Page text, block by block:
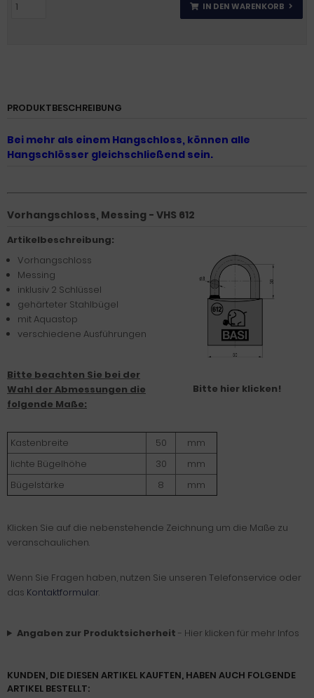
IN DEN WARENKORB
PRODUKTBESCHREIBUNG
Bei mehr als einem Hangschloss, können alle
Hangschlösser gleichschließend sein.
Vorhangschloss, Messing - VHS 612
Bitte hier klicken!
Artikelbeschreibung:
Vorhangschloss
Messing
inklusiv 2 Schlüssel
gehärteter Stahlbügel
mit Aquastop
verschiedene Ausführungen
Bitte beachten Sie bei der
Wahl der Abmessungen die
folgende Maße:
Kastenbreite 50
mm
lichte Bügelhöhe
30
mm
Bügelstärke
8 mm
Klicken Sie auf die nebenstehende Zeichnung um die Maße zu
veranschaulichen.
Wenn Sie Fragen haben, nutzen Sie unseren Telefonservice oder
das Kontaktformular.
Angaben zur Produktsicherheit - Hier klicken für mehr Infos
KUNDEN, DIE DIESEN ARTIKEL KAUFTEN, HABEN AUCH FOLGENDE
ARTIKEL BESTELLT: